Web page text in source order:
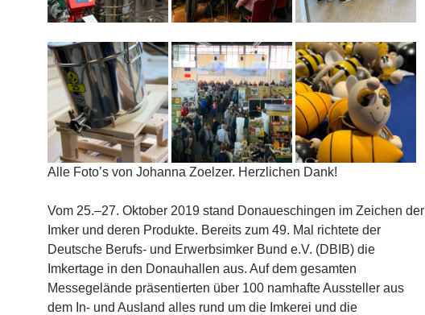
Alle Foto’s von Johanna Zoelzer. Herzlichen Dank!
Vom 25.–27. Oktober 2019 stand Donaueschingen im Zeichen der
Imker und deren Produkte. Bereits zum 49. Mal richtete der
Deutsche Berufs- und Erwerbsimker Bund e.V. (DBIB) die
Imkertage in den Donauhallen aus. Auf dem gesamten
Messegelände präsentierten über 100 namhafte Aussteller aus
dem In- und Ausland alles rund um die Imkerei und die